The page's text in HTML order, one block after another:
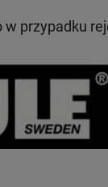
w przypadku